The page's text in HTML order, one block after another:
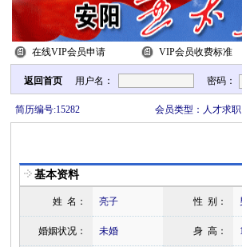
在线VIP会员申请 VIP会员收费标准
返回首页 用户名： 密码：
简历编号:15282 会员类型：人才求职
基本资料
姓 名： 亮子 性 别：
婚姻状况： 未婚 身 高：